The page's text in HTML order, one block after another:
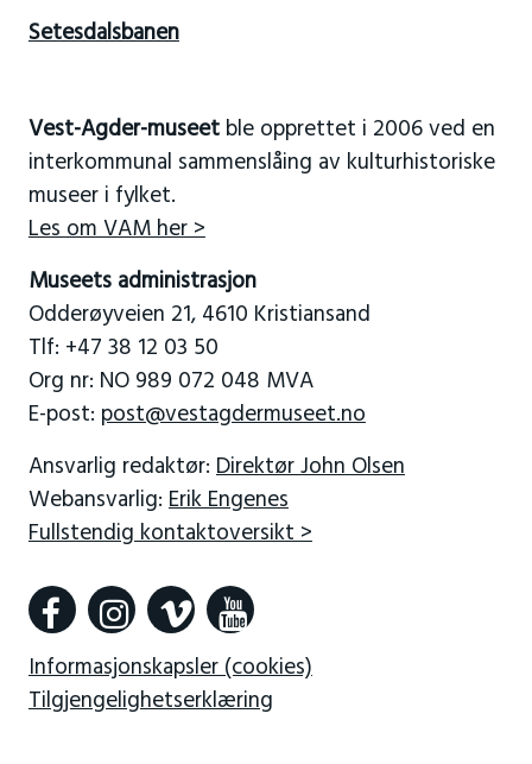
Setesdalsbanen
Vest-Agder-museetble opprettet i 2006 ved en
interkommunal sammenslåing av kulturhistoriske
museer i fylket.
Les om VAM her >
Museets administrasjon
Odderøyveien 21, 4610 Kristiansand
Tlf: +47 38 12 03 50
Org nr: NO 989 072 048 MVA
E-post: post@vestagdermuseet.no
Ansvarlig redaktør: Direktør John Olsen
Webansvarlig: Erik Engenes
Fullstendig kontaktoversikt >
Informasjonskapsler (cookies)
Tilgjengelighetserklæring